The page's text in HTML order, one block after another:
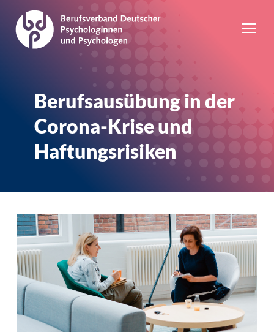
Berufsausübung in der
Corona-Krise und
Haftungsrisiken